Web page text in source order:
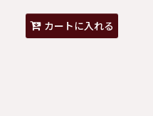
カートに入れる